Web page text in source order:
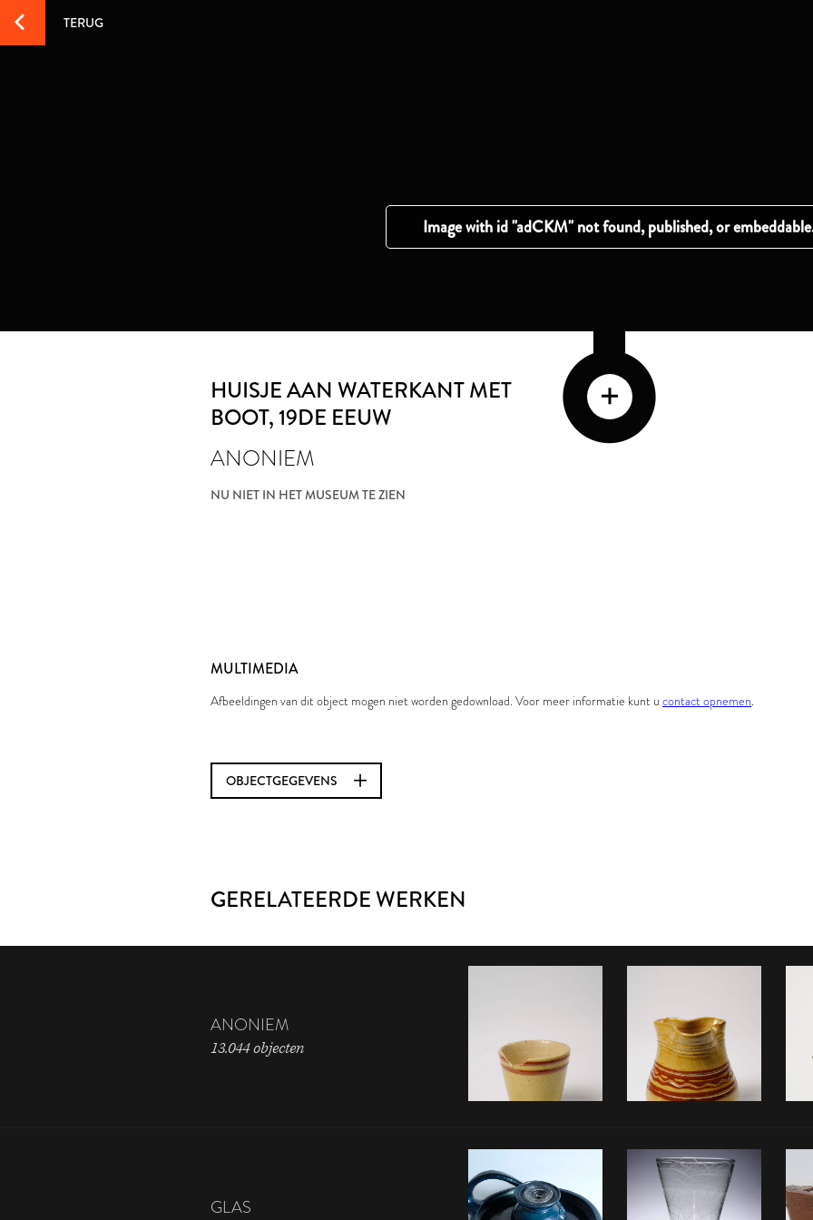
TERUG
HUISJE AAN WATERKANT MET
BOOT, 19DE EEUW
ANONIEM
NU NIET IN HET MUSEUM TE ZIEN
MULTIMEDIA
Afbeeldingen van dit object mogen niet worden gedownload. Voor meer informatie kunt u contact opnemen.
OBJECTGEGEVENS
GERELATEERDE WERKEN
ANONIEM
13.044 objecten
GLAS